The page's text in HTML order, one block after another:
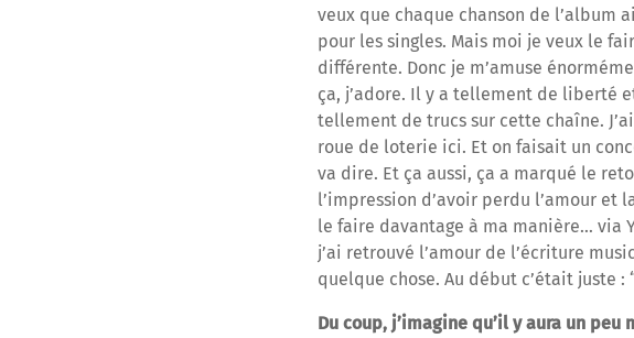
veux que chaque chanson de l’album
pour les singles. Mais moi je veux le
différente. Donc je m’amuse
ça, j’adore. Il y a tellement de liberté
tellement de trucs sur cette chaîne.
roue de loterie ici. Et on faisait un
va dire. Et ça aussi, ça a marqué le
l’impression d’avoir perdu l’amour et
le faire davantage à ma manière… via
j’ai retrouvé l’amour de l’écriture
quelque chose. Au début c’était juste :
Du coup, j’imagine qu’il y aura un